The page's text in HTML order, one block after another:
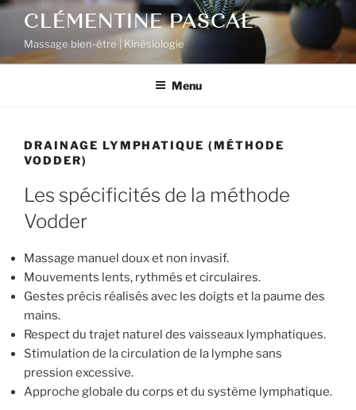
Aller
contenu
principal
CLÉMENTINE PASCAL
Massage bien-être | Kinésiologie
Menu
DRAINAGE LYMPHATIQUE (MÉTHODE
VODDER)
Les spécificités de la méthode
Vodder
Massage manuel doux et non invasif.
Mouvements lents, rythmés et circulaires.
Gestes précis réalisés avec les doigts et la paume des
mains.
Respect du trajet naturel des vaisseaux lymphatiques.
Stimulation de la circulation de la lymphe sans
pression excessive.
Approche globale du corps et du système lymphatique.